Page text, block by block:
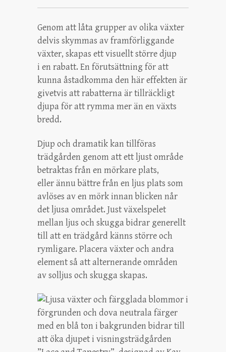
Genom att låta grupper av olika växter
delvis skymmas av framförliggande
växter, skapas ett visuellt större djup
i en rabatt. En förutsättning för att
kunna åstadkomma den här effekten är
givetvis att rabatterna är tillräckligt
djupa för att rymma mer än en växts
bredd.
Djup och dramatik kan tillföras
trädgården genom att ett ljust område
betraktas från en mörkare plats,
eller ännu bättre från en ljus plats som
avlöses av en mörk innan blicken når
det ljusa området. Just växelspelet
mellan ljus och skugga bidrar generellt
till att en trädgård känns större och
rymligare. Placera växter och andra
element så att alternerande områden
av solljus och skugga skapas.